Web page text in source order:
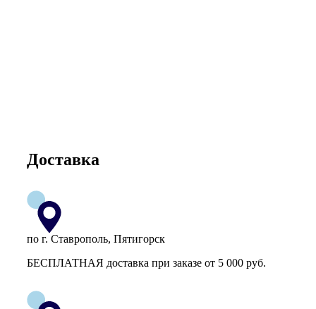
Доставка
по г. Ставрополь, Пятигорск
БЕСПЛАТНАЯ доставка при заказе от 5 000 руб.